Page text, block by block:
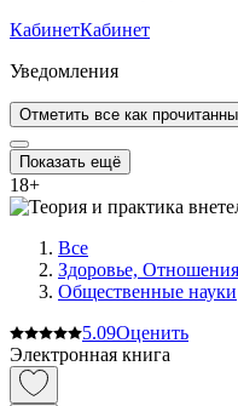
КабинетКабинет
Уведомления
Отметить все как
Показать ещё
18+
Все
Здоровье,
Общественные науки
5.09Оценить
Электронная книга